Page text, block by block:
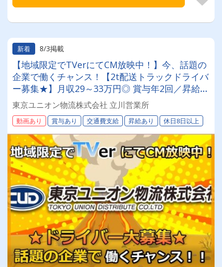
新着 8/3掲載
【地域限定でTVerにてCM放映中！】今、話題の
企業で働くチャンス！【2t配送トラックドライバ
ー募集★】月収29～33万円◎ 賞与年2回／昇給有
／福利厚生充実／仕事量安定／未経験歓迎◎【年
間休日113日以上】連休もあり◎プライベート充
実可◎ 「安心・安全」で働く。東京ユニオン物
流でドライバーライフを送りませんか？
東京ユニオン物流株式会社 立川営業所
動画あり 賞与あり 交通費支給 昇給あり 休日8日以上